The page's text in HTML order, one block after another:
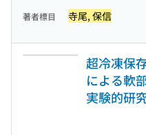
著者標目 寺尾, 保信
超冷凍保
による軟
実験的研